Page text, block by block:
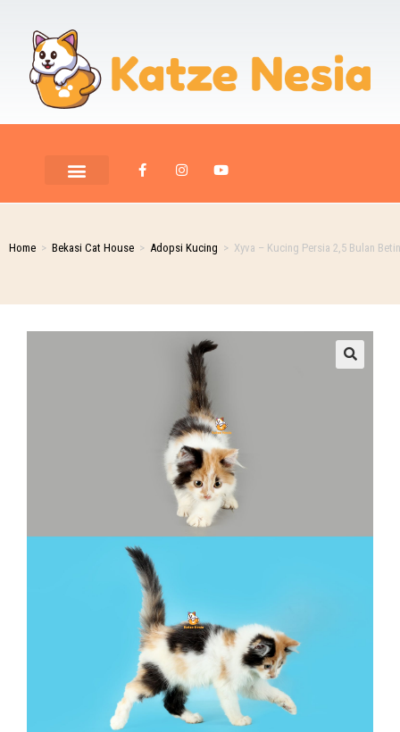
Home > Bekasi Cat House > Adopsi Kucing > Xyva – Kucing Persia 2,5 Bulan